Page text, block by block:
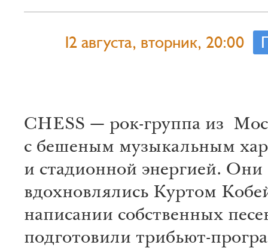
12 августа, вторник, 20:00
CHESS — рок-группа из
с бешеным музыкальным
и стадионной энергией. Они
вдохновлялись Куртом
написании собственных
подготовили трибьют-